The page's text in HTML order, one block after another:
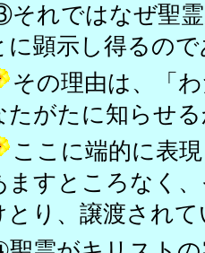
れではなぜ聖
に顕示し得るの
その理由は、「
たがたに知らせ
ここに端的に表
ますところなく
とり、譲渡され